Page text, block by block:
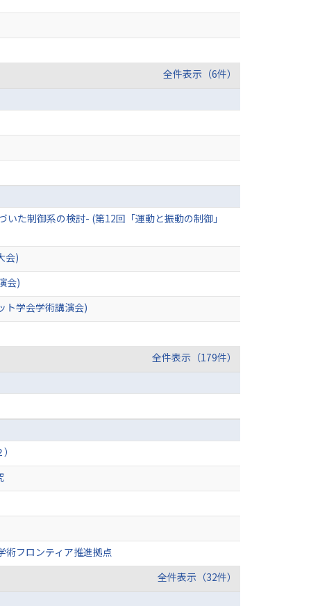
全件表示（6件）
た制御系の検討- (第12回「運動と振動の制御」
会)
会)
ト学会学術講演会)
全件表示（179件）
術フロンティア推進拠点
全件表示（32件）